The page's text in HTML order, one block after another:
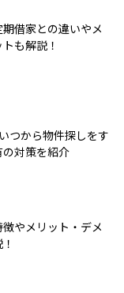
借家との違いやメ
も解説！
つから物件探しをす
対策を紹介
やメリット・デメ